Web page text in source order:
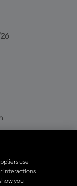
use
interactions
you